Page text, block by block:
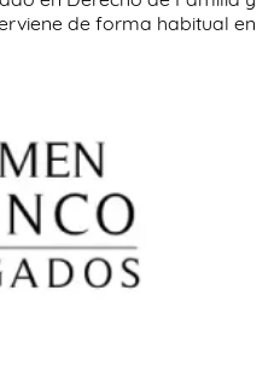
de forma habitual en